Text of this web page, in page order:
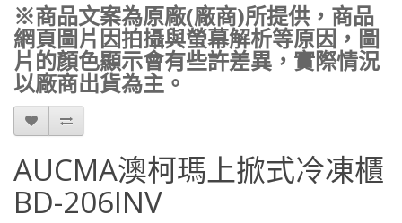
※商品文案為原廠(廠商)所提供，商品
網頁圖片因拍攝與螢幕解析等原因，圖
片的顏色顯示會有些許差異，實際情況
以廠商出貨為主。
AUCMA澳柯瑪上掀式冷凍櫃
BD-206INV